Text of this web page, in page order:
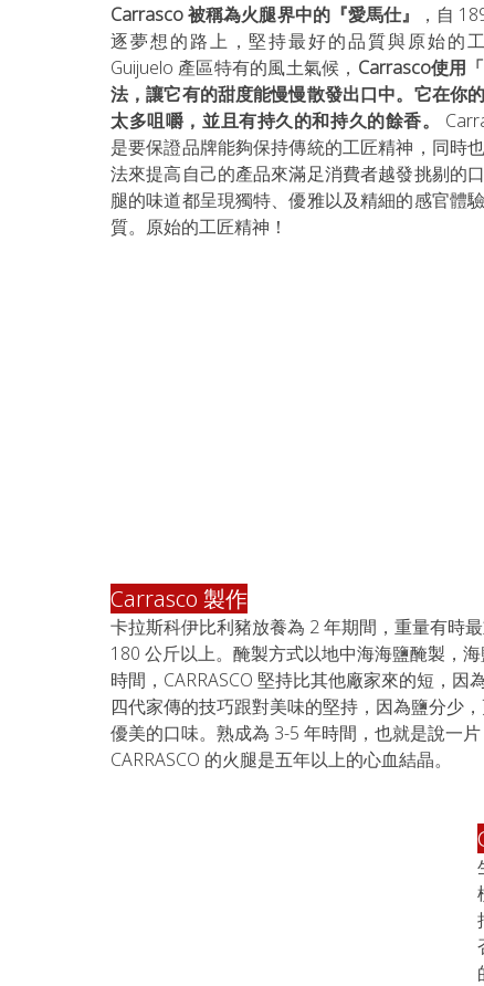
Carrasco 被稱為火腿界中的『愛馬仕』
，自
逐夢想的路上，堅持最好的品質與原始的
Guijuelo 產區特有的風土氣候， Carrasco使用
法，讓它有的甜度能慢慢散發出口中。它在你
太多咀嚼，並且有持久的和持久的餘香。
是要保證品牌能夠保持傳統的工匠精神，同時
法來提高自己的產品來滿足消費者越發挑剔的
腿的味道都呈現獨特、優雅以及精細的感官體
質。原始的工匠精神！
Carrasco 製作
卡拉斯科伊比利豬放養為 2 年期間，重量有時
180 公斤以上。醃製方式以地中海海鹽醃製，
時間，CARRASCO 堅持比其他廠家來的短，因
四代家傳的技巧跟對美味的堅持，因為鹽分少
優美的口味。熟成為 3-5 年時間，也就是說一片
CARRASCO 的火腿是五年以上的心血結晶。